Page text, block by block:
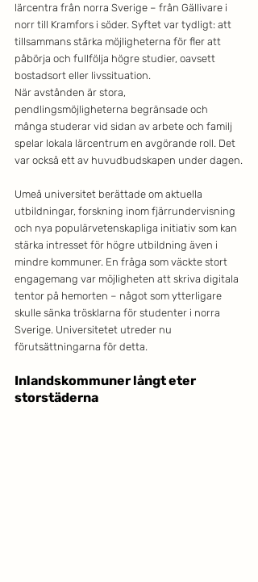
lärcentra från norra Sverige – från Gällivare i
norr till Kramfors i söder. Syftet var tydligt: att
tillsammans stärka möjligheterna för fler att
påbörja och fullfölja högre studier, oavsett
bostadsort eller livssituation.
När avstånden är stora,
pendlingsmöjligheterna begränsade och
många studerar vid sidan av arbete och familj
spelar lokala lärcentrum en avgörande roll. Det
var också ett av huvudbudskapen under dagen.
Umeå universitet berättade om aktuella
utbildningar, forskning inom fjärrundervisning
och nya populärvetenskapliga initiativ som kan
stärka intresset för högre utbildning även i
mindre kommuner. En fråga som väckte stort
engagemang var möjligheten att skriva digitala
tentor på hemorten – något som ytterligare
skulle sänka trösklarna för studenter i norra
Sverige. Universitetet utreder nu
förutsättningarna för detta.
Inlandskommuner långt eter
storstäderna